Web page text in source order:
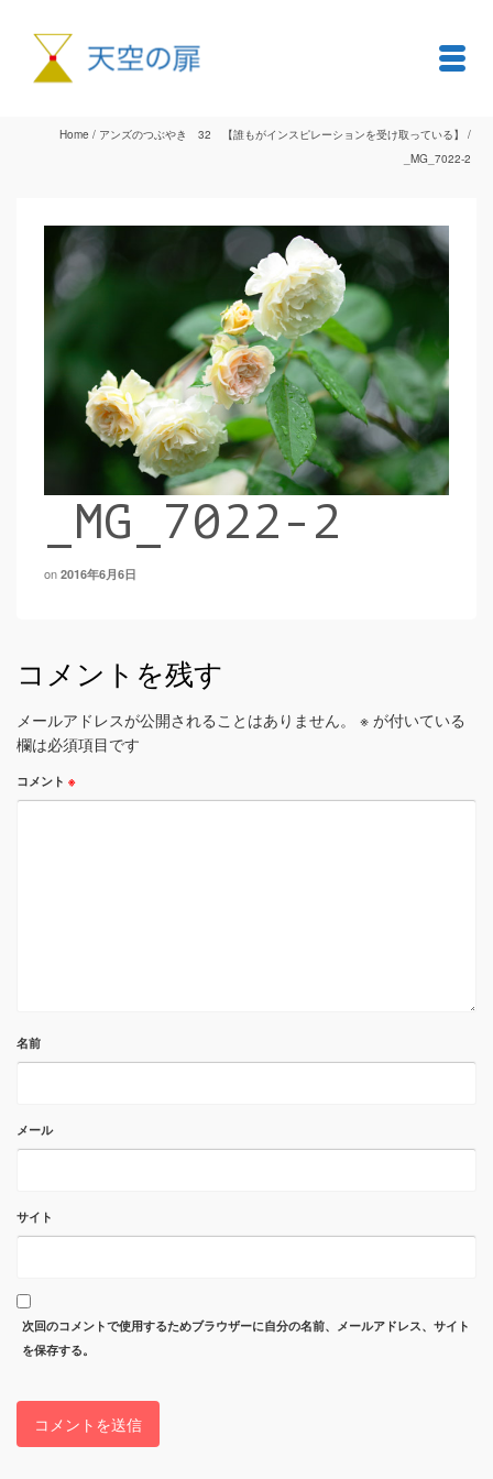
Home / アンズのつぶやき 32 【誰もがインスピレーションを受け取っている】
/
_MG_7022-2
_MG_7022-2
on 2016年6月6日
コメントを残す
メールアドレスが公開されることはありません。 ※ が付いている
欄は必須項目です
コメント ※
名前
メール
サイト
次回のコメントで使用するためブラウザーに自分の名前、メールアドレス、サイト
を保存する。